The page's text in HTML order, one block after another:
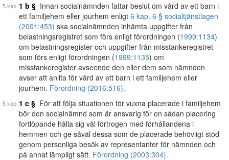
1 b § Innan socialnämnden fattar beslut om vård av ett barn i
ett familjehem eller jourhem enligt 6 kap. 6 § socialtjänstlagen
(2001:453) ska socialnämnden inhämta uppgifter från
belastningsregistret som förs enligt förordningen (1999:1134)
om belastningsregister och uppgifter från misstankeregistret
som förs enligt förordningen (1999:1135) om
misstankeregister avseende den eller dem som nämnden
avser att anlita för vård av ett barn i ett familjehem eller
jourhem. Förordning (2016:516).
1 c § För att följa situationen för vuxna placerade i familjehem
bör den socialnämnd som är ansvarig för en sådan placering
fortlöpande hålla sig väl förtrogen med förhållandena i
hemmen och ge såväl dessa som de placerade behövligt stöd
genom personliga besök av representanter för nämnden och
på annat lämpligt sätt. Förordning (2003:304).